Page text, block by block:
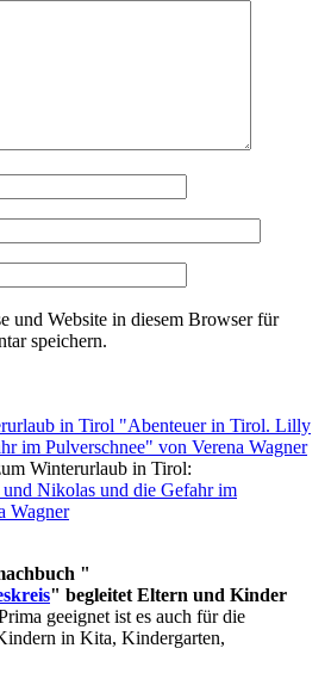
und Website in diesem Browser für
speichern.
Winterurlaub in Tirol:
Nikolas und die Gefahr im
Wagner
"
" begleitet Eltern und Kinder
geeignet ist es auch für die
in Kita, Kindergarten,